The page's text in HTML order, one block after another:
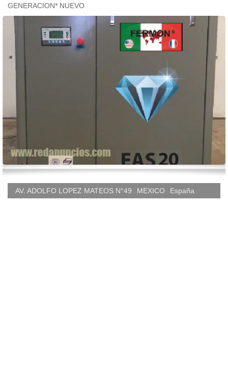
GENERACION* NUEVO
AV. ADOLFO LOPEZ MATEOS N°49 MEXICO España